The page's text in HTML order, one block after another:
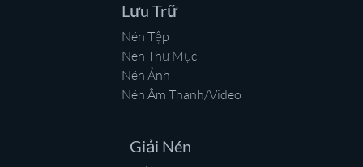
Lưu Trữ
Nén Tệp
Nén Thư Mục
Nén Ảnh
Nén Âm Thanh/Video
Giải Nén